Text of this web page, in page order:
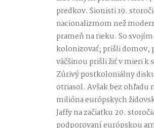
predkov. Sionisti 19.
nacionalizmom než
prameň na rieku. So
kolonizovať; prišli domov,
väčšinou prišli žiť v mieri k
Zúrivý postkoloniálny
otriasol. Avšak bez ohľadu
milióna európskych
Jaffy na začiatku 20.
podporovaní európskou